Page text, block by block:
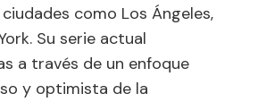
como Los Ángeles,
Su serie actual
a través de un enfoque
y optimista de la